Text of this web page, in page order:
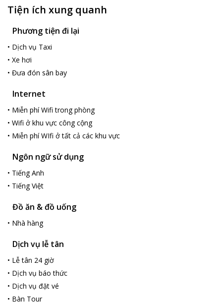
phòng họp. Hệ thống 80 phòng từ hạng phòng Tiêu chuẩn cho
đến phòng Premier Deluxe sẽ nâng tầm trải nghiệm đến mọi
nhu cầu lưu trú của quý khách.
Tất cả kết hợp cùng với đội ngũ nhân viên tận tình, thân thiện và
niềm nở sẽ đem đến trải nghiệm khó quên cho khách hàng tại
D’Lecia Hotel
Tiện ích xung quanh
Phương tiện đi lại
• Dịch vụ Taxi
• Xe hơi
• Đưa đón sân bay
Internet
• Miễn phí Wifi trong phòng
• Wifi ở khu vực công cộng
• Miễn phí WIfi ở tất cả các khu vực
Ngôn ngữ sử dụng
• Tiếng Anh
• Tiếng Việt
Đồ ăn & đồ uống
• Nhà hàng
Dịch vụ lễ tân
• Lễ tân 24 giờ
• Dịch vụ báo thức
• Dịch vụ đặt vé
• Bàn Tour